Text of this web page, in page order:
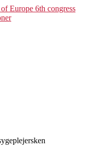
Europe 6th congress